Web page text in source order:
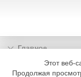
Главное
ПодпискаЭтот веб-
Продолжая